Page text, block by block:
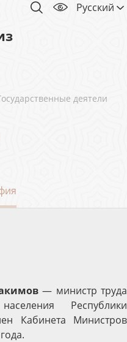
Русский
деятели
— министр труда
Республики
Кабинета Министров